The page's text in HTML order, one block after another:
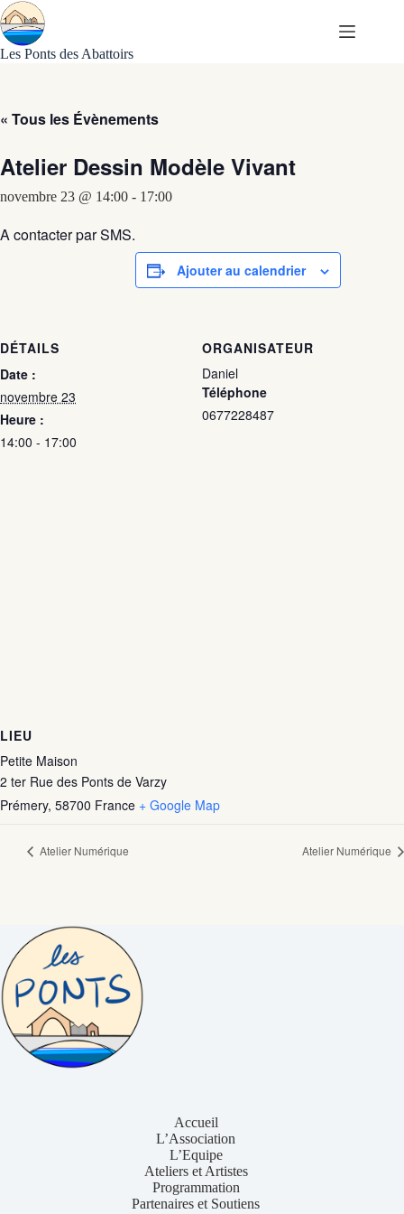
Passer
au
contenu
Les Ponts des Abattoirs
« Tous les Évènements
Atelier Dessin Modèle Vivant
novembre 23 @ 14:00 - 17:00
A contacter par SMS.
Ajouter au calendrier
DÉTAILS
Date :
novembre 23
Heure :
14:00 - 17:00
ORGANISATEUR
Daniel
Téléphone
0677228487
LIEU
Petite Maison
2 ter Rue des Ponts de Varzy
Prémery, 58700 France + Google Map
Atelier Numérique Atelier Numérique
Accueil
L’Association
L’Equipe
Ateliers et Artistes
Programmation
Partenaires et Soutiens